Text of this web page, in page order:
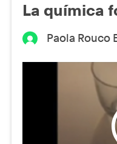
La química
Paola Rouco